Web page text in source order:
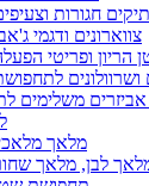
תיקים חגורות
צווארונים ודגמי
הריון ופריטי
ושרוולונים
משלימים
מלאך
לבן, מלאך